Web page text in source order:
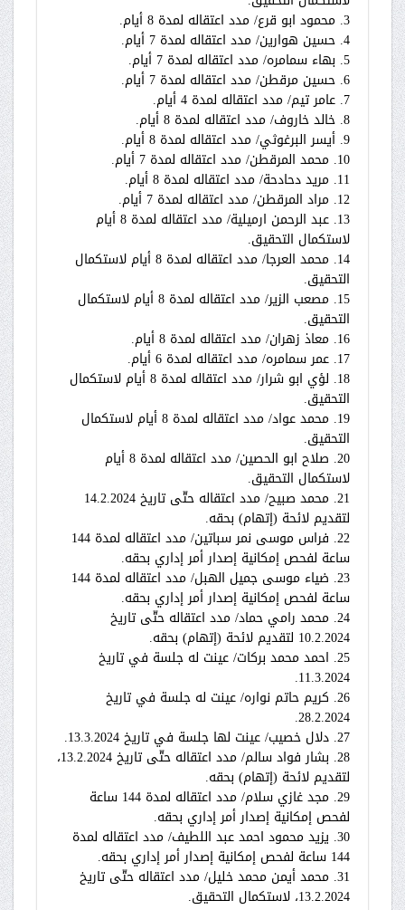
3. محمود ابو قرع/ مدد اعتقاله لمدة 8 أيام.
4. حسين هوارين/ مدد اعتقاله لمدة 7 أيام.
5. بهاء سمامره/ مدد اعتقاله لمدة 7 أيام.
6. حسين مرقطن/ مدد اعتقاله لمدة 7 أيام.
7. عامر تيم/ مدد اعتقاله لمدة 4 أيام.
8. خالد خاروف/ مدد اعتقاله لمدة 8 أيام.
9. أيسر البرغوثي/ مدد اعتقاله لمدة 8 أيام.
10. محمد المرقطن/ مدد اعتقاله لمدة 7 أيام.
11. مريد دحادحة/ مدد اعتقاله لمدة 8 أيام.
12. مراد المرقطن/ مدد اعتقاله لمدة 7 أيام.
13. عبد الرحمن ارميلية/ مدد اعتقاله لمدة 8 أيام
لاستكمال التحقيق.
14. محمد العرجا/ مدد اعتقاله لمدة 8 أيام لاستكمال
التحقيق.
15. مصعب الزير/ مدد اعتقاله لمدة 8 أيام لاستكمال
التحقيق.
16. معاذ زهران/ مدد اعتقاله لمدة 8 أيام.
17. عمر سمامره/ مدد اعتقاله لمدة 6 أيام.
18. لؤي ابو شرار/ مدد اعتقاله لمدة 8 أيام لاستكمال
التحقيق.
19. محمد عواد/ مدد اعتقاله لمدة 8 أيام لاستكمال
التحقيق.
20. صلاح ابو الحصين/ مدد اعتقاله لمدة 8 أيام
لاستكمال التحقيق.
21. محمد صبيح/ مدد اعتقاله حتّى تاريخ 14.2.2024
لتقديم لائحة (إتهام) بحقه.
22. فراس موسى نمر سباتين/ مدد اعتقاله لمدة 144
ساعة لفحص إمكانية إصدار أمر إداري بحقه.
23. ضياء موسى جميل الهبل/ مدد اعتقاله لمدة 144
ساعة لفحص إمكانية إصدار أمر إداري بحقه.
24. محمد رامي حماد/ مدد اعتقاله حتّى تاريخ
10.2.2024 لتقديم لائحة (إتهام) بحقه.
25. احمد محمد بركات/ عينت له جلسة في تاريخ
11.3.2024.
26. كريم حاتم نواره/ عينت له جلسة في تاريخ
28.2.2024.
27. دلال خصيب/ عينت لها جلسة في تاريخ 13.3.2024.
28. بشار فواد سالم/ مدد اعتقاله حتّى تاريخ 13.2.2024،
لتقديم لائحة (إتهام) بحقه.
29. مجد غازي سلام/ مدد اعتقاله لمدة 144 ساعة
لفحص إمكانية إصدار أمر إداري بحقه.
30. يزيد محمود احمد عبد اللطيف/ مدد اعتقاله لمدة
144 ساعة لفحص إمكانية إصدار أمر إداري بحقه.
31. محمد أيمن محمد خليل/ مدد اعتقاله حتّى تاريخ
13.2.2024، لاستكمال التحقيق.